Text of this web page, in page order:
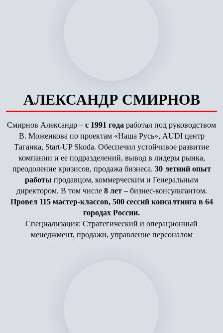
АЛЕКСАНДР СМИРНОВ
Смирнов Александр – c 1991 года работал под руководством
В. Моженкова по проектам «Наша Русь», AUDI центр
Таганка, Start-UP Skoda. Обеспечил устойчивое развитие
компании и ее подразделений, вывод в лидеры рынка,
преодоление кризисов, продажа бизнеса. 30 летний опыт
работы продавцом, коммерческим и Генеральным
директором. В том числе 8 лет– бизнес-консультантом.
Провел 115 мастер-классов, 500 сессий консалтинга в 64
городах России.
Специализация: Стратегический и операционный
менеджмент, продажи, управление персоналом